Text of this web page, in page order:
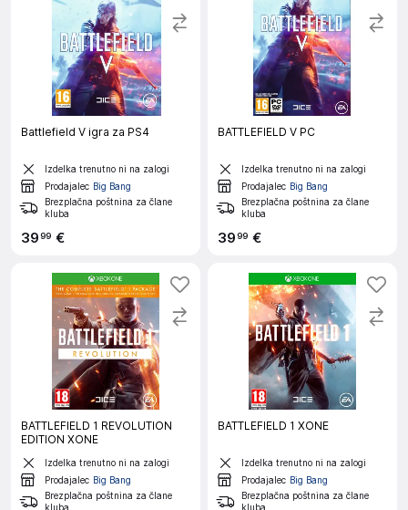
Battlefield V igra za PS4
Izdelka trenutno ni na zalogi
Prodajalec Big Bang
Brezplačna poštnina za člane
kluba
3999 €
BATTLEFIELD V PC
Izdelka trenutno ni na zalogi
Prodajalec Big Bang
Brezplačna poštnina za člane
kluba
3999 €
BATTLEFIELD 1 REVOLUTION
EDITION XONE
Izdelka trenutno ni na zalogi
Prodajalec Big Bang
Brezplačna poštnina za člane
kluba
BATTLEFIELD 1 XONE
Izdelka trenutno ni na zalogi
Prodajalec Big Bang
Brezplačna poštnina za člane
kluba